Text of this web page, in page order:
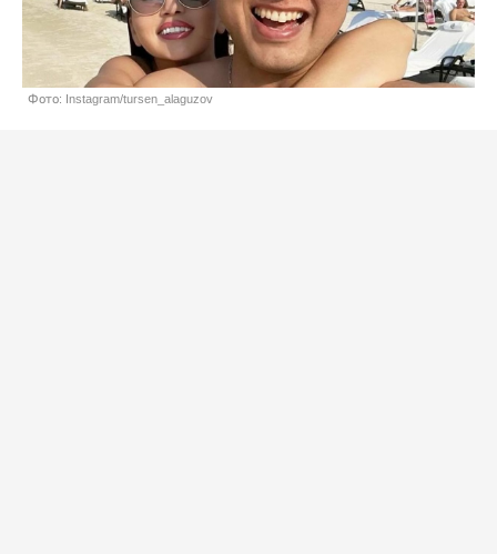
Фото: Instagram/tursen_alaguzov